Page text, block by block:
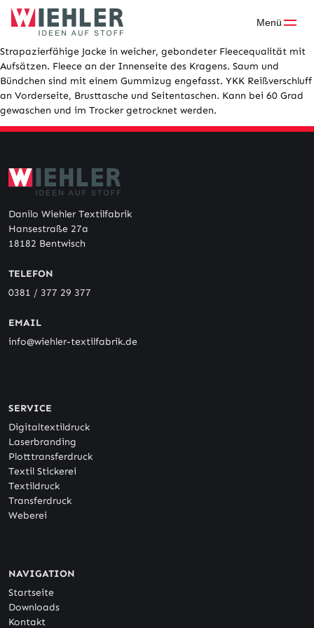
Skip
Menü
Strapazierfähige Jacke in weicher, gebondeter Fleecequalität mit
Aufsätzen. Fleece an der Innenseite des Kragens. Saum und
Bündchen sind mit einem Gummizug engefasst. YKK Reißverschluff
an Vorderseite, Brusttasche und Seitentaschen. Kann bei 60 Grad
gewaschen und im Trocker getrocknet werden.
Danilo Wiehler Textilfabrik
Hansestraße 27a
18182 Bentwisch
TELEFON
0381 / 377 29 377
EMAIL
info@wiehler-textilfabrik.de
SERVICE
Digitaltextildruck
Laserbranding
Plotttransferdruck
Textil Stickerei
Textildruck
Transferdruck
Weberei
NAVIGATION
Startseite
Downloads
Kontakt